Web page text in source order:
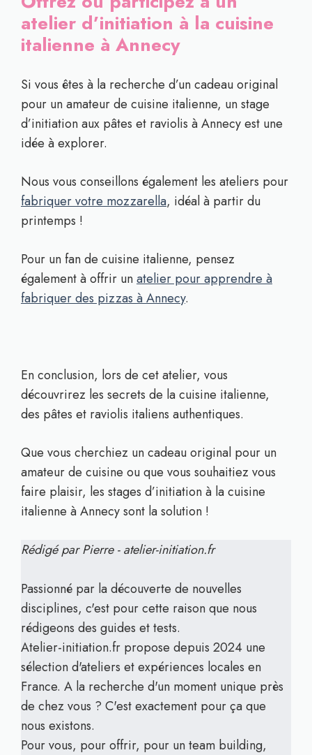
atelier d’initiation à la cuisine
italienne à Annecy
Si vous êtes à la recherche d’un cadeau original
pour un amateur de cuisine italienne, un stage
d’initiation aux pâtes et raviolis à Annecy est une
idée à explorer.
Nous vous conseillons également les ateliers pour
fabriquer votre mozzarella, idéal à partir du
printemps !
Pour un fan de cuisine italienne, pensez
également à offrir unatelier pour apprendre à
fabriquer des pizzas à Annecy.
En conclusion, lors de cet atelier, vous
découvrirez les secrets de la cuisine italienne,
des pâtes et raviolis italiens authentiques.
Que vous cherchiez un cadeau original pour un
amateur de cuisine ou que vous souhaitiez vous
faire plaisir, les stages d’initiation à la cuisine
italienne à Annecy sont la solution !
Rédigé par Pierre - atelier-initiation.fr
Passionné par la découverte de nouvelles
disciplines, c'est pour cette raison que nous
rédigeons des guides et tests.
Atelier-initiation.fr propose depuis 2024 une
sélection d'ateliers et expériences locales en
France. A la recherche d'un moment unique près
de chez vous ? C'est exactement pour ça que
nous existons.
Pour vous, pour offrir, pour un team building,